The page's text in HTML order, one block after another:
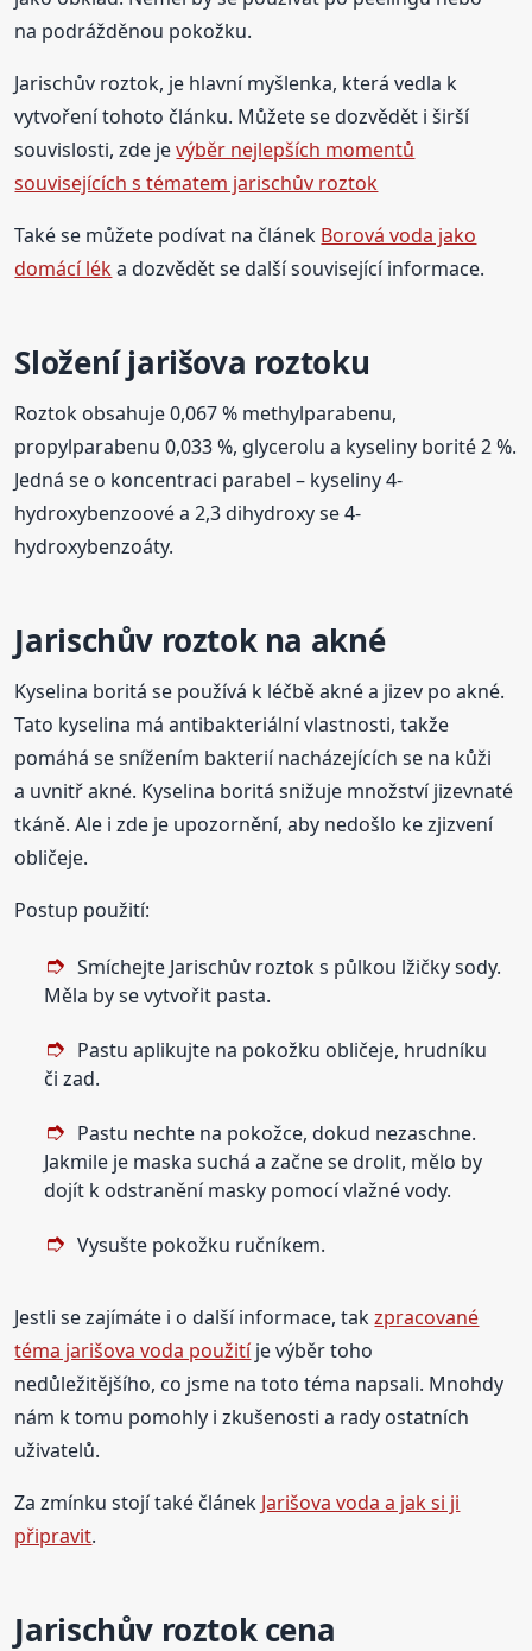
na podrážděnou pokožku.
Jarischův roztok, je hlavní myšlenka, která vedla k
vytvoření tohoto článku. Můžete se dozvědět i širší
souvislosti, zde jevýběr nejlepších momentů
souvisejících s tématem jarischův roztok
Také se můžete podívat na článek Borová voda jako
domácí léka dozvědět se další související informace.
Složení jarišova roztoku
Roztok obsahuje 0,067 % methylparabenu,
propylparabenu 0,033 %, glycerolu a kyseliny borité 2 %.
Jedná se o koncentraci parabel – kyseliny 4-
hydroxybenzoové a 2,3 dihydroxy se 4-
hydroxybenzoáty.
Jarischův roztok na akné
Kyselina boritá se používá k léčbě akné a jizev po akné.
Tato kyselina má antibakteriální vlastnosti, takže
pomáhá se snížením bakterií nacházejících se na kůži
a uvnitř akné. Kyselina boritá snižuje množství jizevnaté
tkáně. Ale i zde je upozornění, aby nedošlo ke zjizvení
obličeje.
Postup použití:
Smíchejte Jarischův roztok s půlkou lžičky sody.
Měla by se vytvořit pasta.
Pastu aplikujte na pokožku obličeje, hrudníku
či zad.
Pastu nechte na pokožce, dokud nezaschne.
Jakmile je maska suchá a začne se drolit, mělo by
dojít k odstranění masky pomocí vlažné vody.
Vysušte pokožku ručníkem.
Jestli se zajímáte i o další informace, takzpracované
téma jarišova voda použitíje výběr toho
nedůležitějšího, co jsme na toto téma napsali. Mnohdy
nám k tomu pomohly i zkušenosti a rady ostatních
uživatelů.
Za zmínku stojí také článek Jarišova voda a jak si ji
připravit.
Jarischův roztok cena